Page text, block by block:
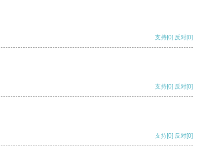
支持[0] 反对[0]
支持[0] 反对[0]
支持[0] 反对[0]